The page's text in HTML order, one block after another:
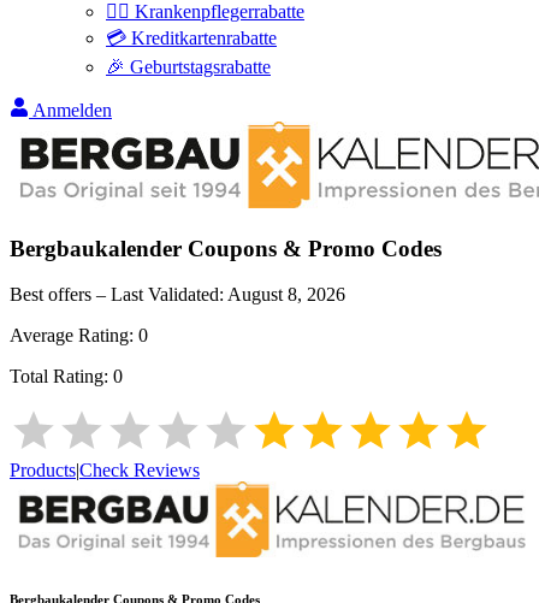
👩‍⚕️ Krankenpflegerrabatte
💳 Kreditkartenrabatte
🎉 Geburtstagsrabatte
Anmelden
Bergbaukalender Coupons & Promo Codes
Best offers – Last Validated: August 8, 2026
Average Rating: 0
Total Rating: 0
Products|Check Reviews
Bergbaukalender Coupons & Promo Codes